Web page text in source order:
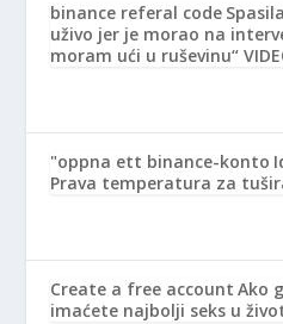
binance referal code
uživo jer je morao na
moram ući u ruševinu“
"oppna ett binance-konto
Prava temperatura za
Create a free account Ako
imaćete najbolji seks u